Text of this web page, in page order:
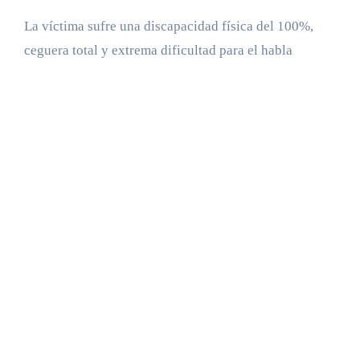
La víctima sufre una discapacidad física del 100%,
ceguera total y extrema dificultad para el habla